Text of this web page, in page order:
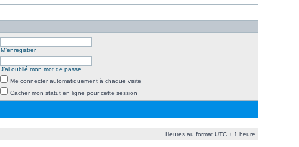
M’enregistrer
J’ai oublié mon mot de passe
Me connecter automatiquement à chaque visite
Cacher mon statut en ligne pour cette session
Heures au format UTC + 1 heure